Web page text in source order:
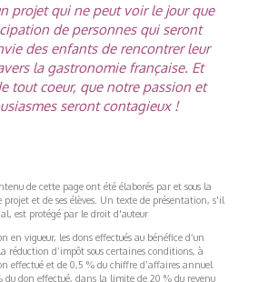
projet qui ne peut voir le jour que
de personnes qui seront
des enfants de rencontrer leur
la gastronomie française. Et
tout coeur, que notre passion et
seront contagieux !
de cette page ont été élaborés par et sous la
projet et de ses élèves. Un texte de présentation, s'il
est protégé par le droit d'auteur
en vigueur, les dons effectués au bénéfice d’un
réduction d’impôt sous certaines conditions, à
effectué et de 0,5 % du chiffre d’affaires annuel
du don effectué, dans la limite de 20 % du revenu